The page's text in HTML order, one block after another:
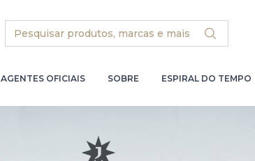
Search
AGENTES OFICIAIS SOBRE ESPIRAL DO TEMPO